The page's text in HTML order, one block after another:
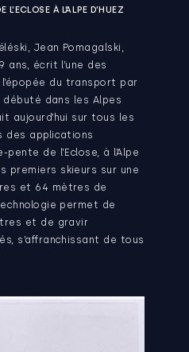
À L’ALPE D’HUEZ
Jean Pomagalski,
ans, écrit l’une des
du transport par
débuté dans les Alpes
aujourd’hui sur tous les
des applications
de l’Eclose, à l’Alpe
premiers skieurs sur une
et 64 mètres de
permet de
et de gravir
s’affranchissant de tous